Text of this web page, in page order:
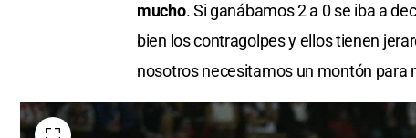
mucho. Si ganábamos 2 a 0 se iba a
bien los contragolpes y ellos tienen
nosotros necesitamos un montón para